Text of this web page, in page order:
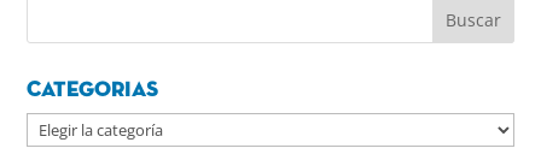
Categorias
Categorias